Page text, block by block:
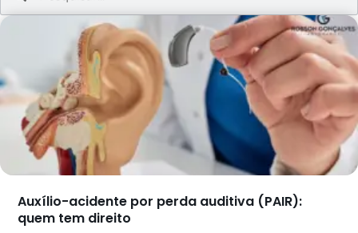
Auxílio-acidente por perda auditiva (PAIR):
quem tem direito